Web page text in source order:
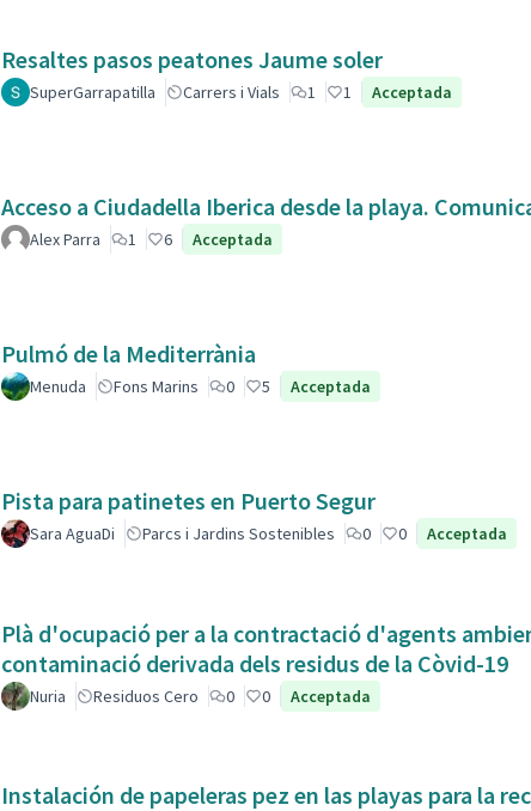
Resaltes pasos peatones Jaume soler
SuperGarrapatilla Carrers i Vials 1 1 Acceptada
Acceso a Ciudadella Iberica desde la playa.
Alex Parra 1 6 Acceptada
Pulmó de la Mediterrània
Menuda Fons Marins 0 5 Acceptada
Pista para patinetes en Puerto Segur
Sara AguaDi Parcs i Jardins Sostenibles 0 0 Acceptada
Plà d'ocupació per a la contractació d'agents
contaminació derivada dels residus de la Còvid-19
Nuria Residuos Cero 0 0 Acceptada
Instalación de papeleras pez en las playas para la